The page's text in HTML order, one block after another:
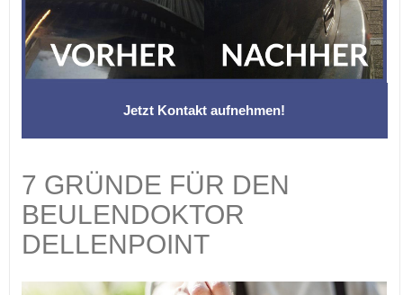
Jetzt Kontakt aufnehmen!
7 GRÜNDE FÜR DEN
BEULENDOKTOR
DELLENPOINT